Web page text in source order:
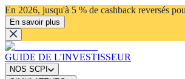
En 2026, jusqu'à 5 % de cashback reversés
En savoir plus
GUIDE DE L'INVESTISSEUR
NOS SCPI